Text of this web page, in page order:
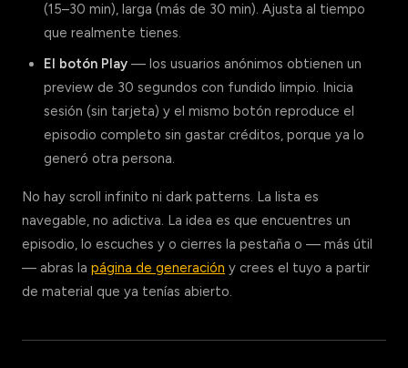
(15–30 min), larga (más de 30 min). Ajusta al tiempo
que realmente tienes.
El botón Play — los usuarios anónimos obtienen un
preview de 30 segundos con fundido limpio. Inicia
sesión (sin tarjeta) y el mismo botón reproduce el
episodio completo sin gastar créditos, porque ya lo
generó otra persona.
No hay scroll infinito ni dark patterns. La lista es
navegable, no adictiva. La idea es que encuentres un
episodio, lo escuches y o cierres la pestaña o — más útil
— abras la página de generación y crees el tuyo a partir
de material que ya tenías abierto.